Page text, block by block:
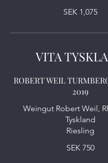
SEK 1,075
VITA
ROBERT WEIL
2019
Weingut Robert Weil,
Tyskland
Riesling
SEK 750